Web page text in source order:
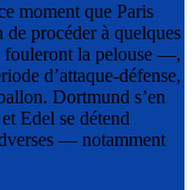
moment que Paris
procéder à quelques
fouleront la pelouse —,
d’attaque-défense,
Dortmund s’en
Edel se détend
— notamment